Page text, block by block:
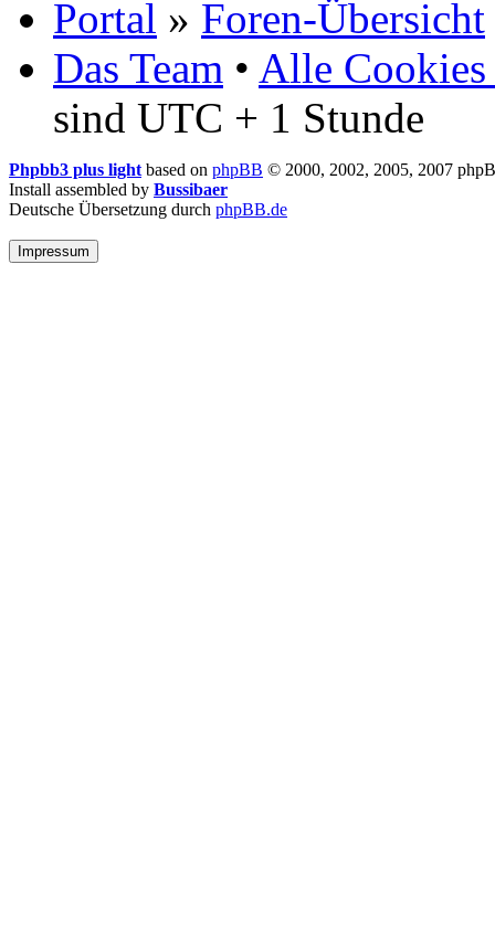
Portal » Foren-Übersicht
Das Team • Alle Cookies
sind UTC + 1 Stunde
Phpbb3 plus light based on phpBB © 2000, 2002, 2005, 2007
Install assembled by Bussibaer
Deutsche Übersetzung durch phpBB.de